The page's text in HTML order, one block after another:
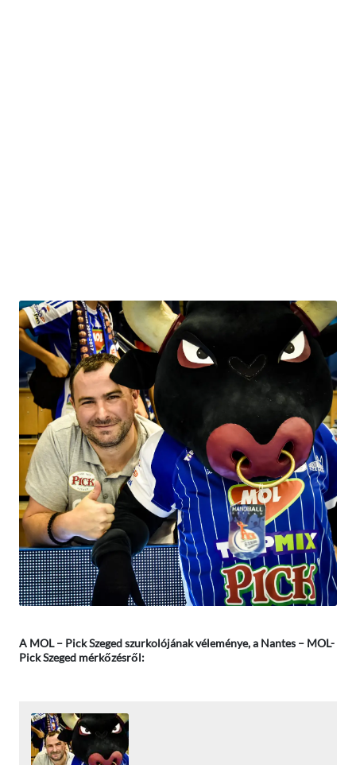
A MOL – Pick Szeged szurkolójának véleménye, a Nantes – MOL-
Pick Szeged mérkőzésről: